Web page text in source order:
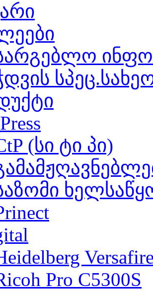
ინფო
(სი ტი პი)
Pro C5300S